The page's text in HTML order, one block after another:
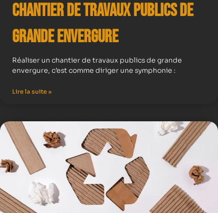
Chantier de Travaux Publics de
Grande Envergure
Réaliser un chantier de travaux publics de grande
envergure, c’est comme diriger une symphonie :
Lire la suite »